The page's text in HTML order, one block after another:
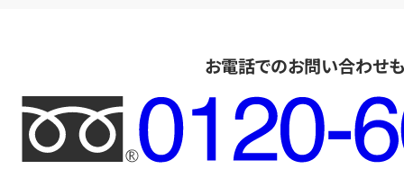
お電話でのお問い合わせ
フ
リ
ー